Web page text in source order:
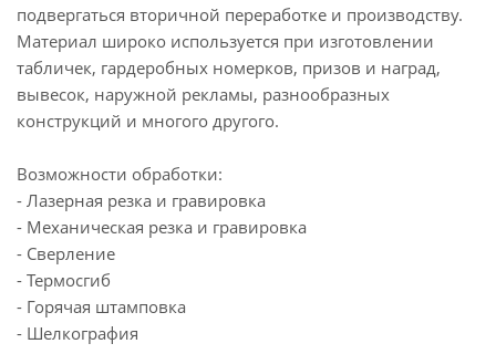
подвергаться вторичной переработке и производству.
Материал широко используется при изготовлении
табличек, гардеробных номерков, призов и наград,
вывесок, наружной рекламы, разнообразных
конструкций и многого другого.
Возможности обработки:
- Лазерная резка и гравировка
- Механическая резка и гравировка
- Сверление
- Термосгиб
- Горячая штамповка
- Шелкография